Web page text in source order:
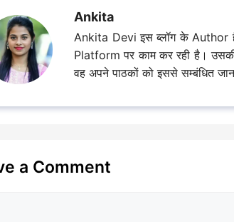
Ankita
Ankita Devi इस ब्लॉग के
Platform पर काम कर रही है। उसकी
वह अपने पाठकों को इससे सम्बंधित
a Comment